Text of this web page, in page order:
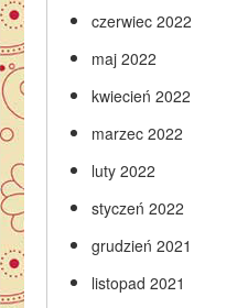
czerwiec 2022
maj 2022
kwiecień 2022
marzec 2022
luty 2022
styczeń 2022
grudzień 2021
listopad 2021